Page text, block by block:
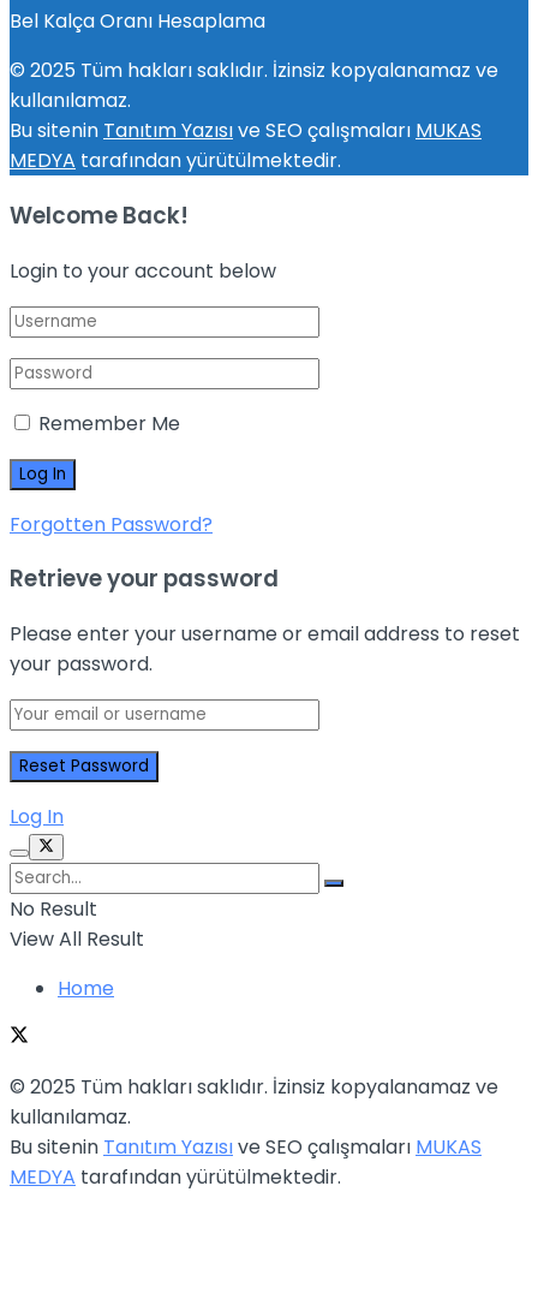
Bel Kalça Oranı Hesaplama
© 2025 Tüm hakları saklıdır. İzinsiz kopyalanamaz ve
kullanılamaz.
Bu sitenin Tanıtım Yazısıve SEO çalışmaları MUKAS
MEDYA tarafından yürütülmektedir.
Welcome Back!
Login to your account below
Remember Me
Forgotten Password?
Retrieve your password
Please enter your username or email address to reset
your password.
Log In
No Result
View All Result
Home
© 2025 Tüm hakları saklıdır. İzinsiz kopyalanamaz ve
kullanılamaz.
Bu sitenin Tanıtım Yazısıve SEO çalışmaları MUKAS
MEDYA tarafından yürütülmektedir.